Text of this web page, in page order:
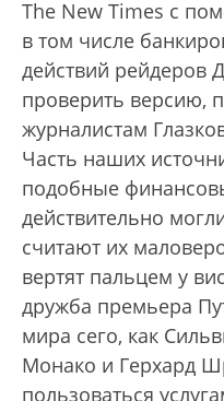
The New Times с
в том числе
действий рейдеров
проверить версию,
журналистам
Часть наших
подобные
действительно
считают их
вертят пальцем у
дружба премьера
мира сего, как
Монако и Герхард
пользоваться